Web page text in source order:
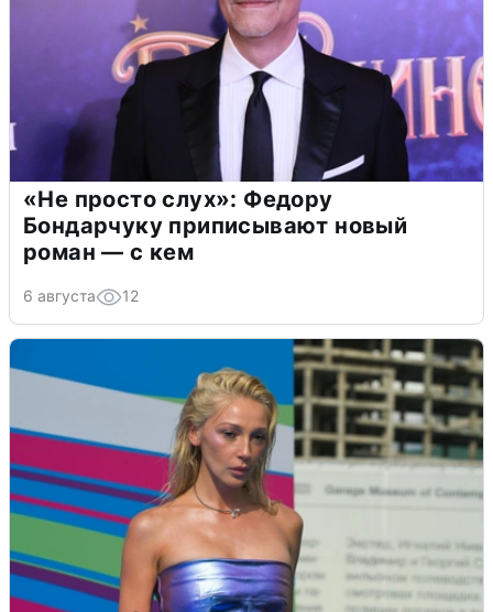
«Не просто слух»: Федору
Бондарчуку приписывают новый
роман — с кем
6 августа 12